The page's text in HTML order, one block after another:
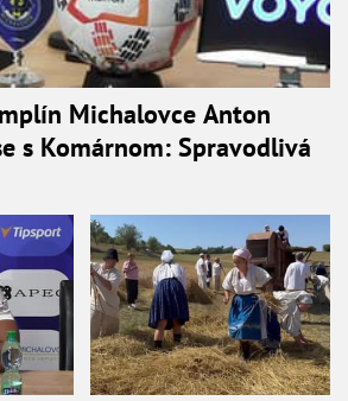
Michalovce Anton
s Komárnom: Spravodlivá